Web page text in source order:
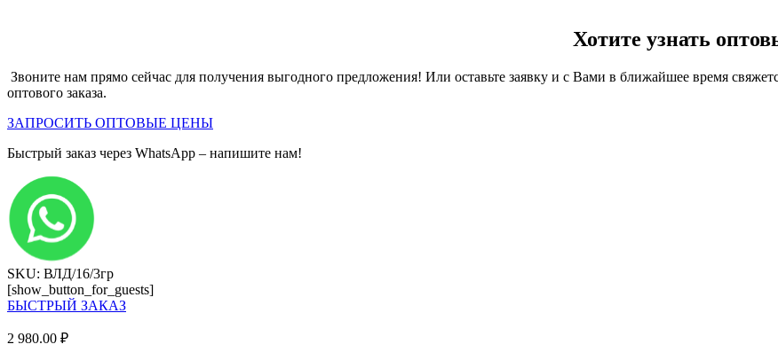
Хотите узнать
Звоните нам прямо сейчас для получения выгодного предложения! Или оставьте заявку и с Вами в ближайшее время
оптового заказа.
ЗАПРОСИТЬ ОПТОВЫЕ ЦЕНЫ
Быстрый заказ через WhatsApp – напишите нам!
SKU: ВЛД/16/3гр
[show_button_for_guests]
БЫСТРЫЙ ЗАКАЗ
2 980.00 ₽